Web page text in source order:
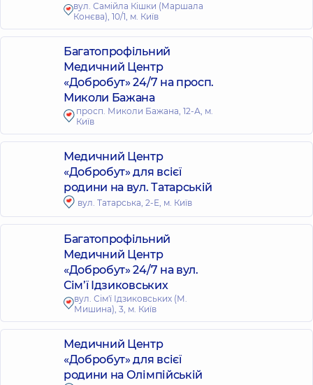
вул. Самійла Кішки (Маршала
Конєва), 10/1, м. Київ
Багатопрофільний
Медичний Центр
«Добробут» 24/7 на просп.
Миколи Бажана
просп. Миколи Бажана, 12-А, м.
Київ
Медичний Центр
«Добробут» для всієї
родини на вул. Татарській
вул. Татарська, 2-Е, м. Київ
Багатопрофільний
Медичний Центр
«Добробут» 24/7 на вул.
Сім’ї Ідзиковських
вул. Сім'ї Ідзиковських (М.
Мишина), 3, м. Київ
Медичний Центр
«Добробут» для всієї
родини на Олімпійській